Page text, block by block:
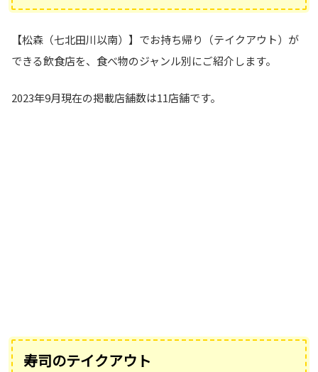
【松森（七北田川以南）】でお持ち帰り（テイクアウト）が
できる飲食店を、食べ物のジャンル別にご紹介します。
2023年9月現在の掲載店舗数は11店舗です。
寿司のテイクアウト